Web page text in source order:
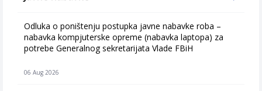
Odluka o poništenju postupka javne nabavke roba –
nabavka kompjuterske opreme (nabavka laptopa) za
potrebe Generalnog sekretarijata Vlade FBiH
06 Aug 2026